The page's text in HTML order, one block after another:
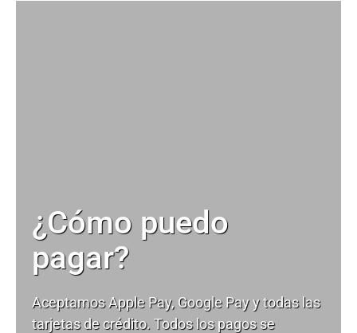
¿Cómo puedo
pagar?
Aceptamos Apple Pay, Google Pay y todas las
tarjetas de crédito. Todos los pagos se